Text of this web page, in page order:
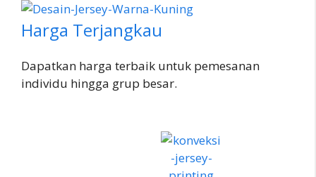
Harga Terjangkau
Dapatkan harga terbaik untuk pemesanan
individu hingga grup besar.